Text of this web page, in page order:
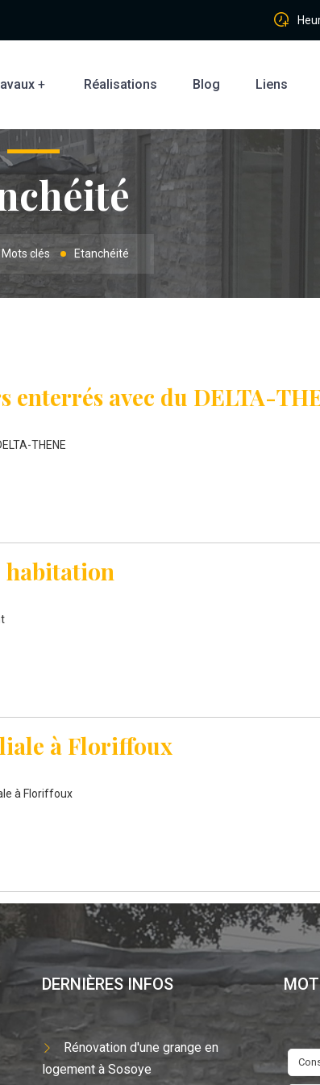
Réalisations Blog Liens
Mots clés Etanchéité
enterrés avec du DELTA-
THENE
habitation
à Floriffoux
à Floriffoux
DERNIÈRES INFOS
Rénovation d'une grange en
logement à Sosoye